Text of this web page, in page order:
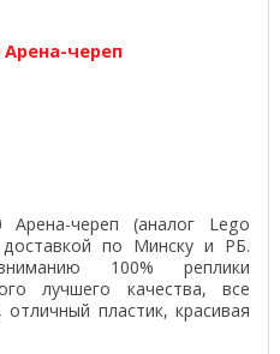
Арена-череп
Арена-череп (аналог Lego
по Минску и РБ.
100% реплики
лучшего качества, все
пластик, красивая